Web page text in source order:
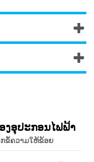
ງອຸປະກອນໄຟຟ້າ
ຂໍ້ຄວາມໃຫ້ຂ້ອຍ